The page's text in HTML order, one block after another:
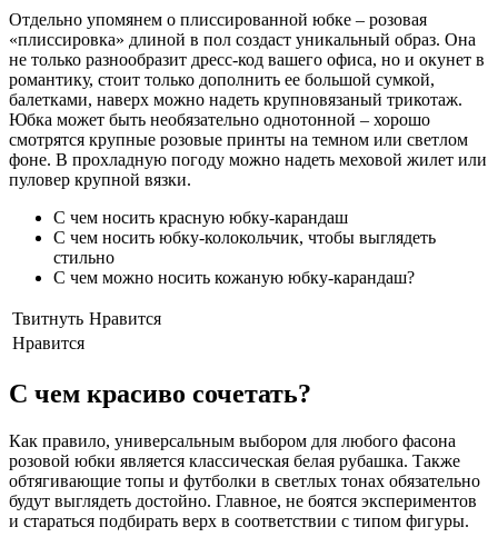
Отдельно упомянем о плиссированной юбке – розовая
«плиссировка» длиной в пол создаст уникальный образ. Она
не только разнообразит дресс-код вашего офиса, но и окунет в
романтику, стоит только дополнить ее большой сумкой,
балетками, наверх можно надеть крупновязаный трикотаж.
Юбка может быть необязательно однотонной – хорошо
смотрятся крупные розовые принты на темном или светлом
фоне. В прохладную погоду можно надеть меховой жилет или
пуловер крупной вязки.
С чем носить красную юбку-карандаш
С чем носить юбку-колокольчик, чтобы выглядеть
стильно
С чем можно носить кожаную юбку-карандаш?
Твитнуть Нравится
Нравится
С чем красиво сочетать?
Как правило, универсальным выбором для любого фасона
розовой юбки является классическая белая рубашка. Также
обтягивающие топы и футболки в светлых тонах обязательно
будут выглядеть достойно. Главное, не боятся экспериментов
и стараться подбирать верх в соответствии с типом фигуры.